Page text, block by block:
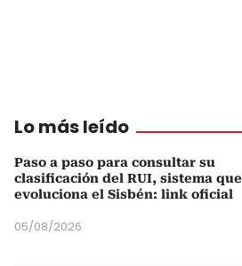
Lo más leído
Paso a paso para consultar su
clasificación del RUI, sistema que
evoluciona el Sisbén: link oficial
05/08/2026